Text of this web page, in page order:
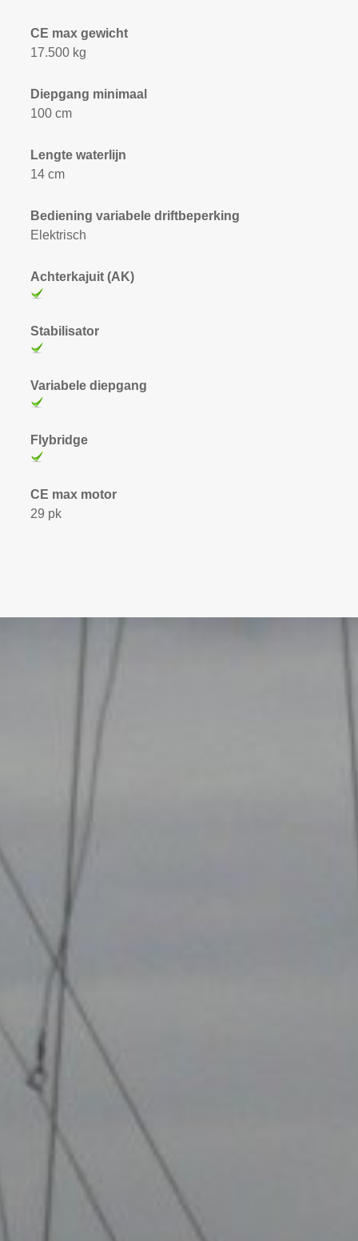
CE max gewicht
17.500 kg
Diepgang minimaal
100 cm
Lengte waterlijn
14 cm
Bediening variabele driftbeperking
Elektrisch
Achterkajuit (AK)
Stabilisator
Variabele diepgang
Flybridge
CE max motor
29 pk